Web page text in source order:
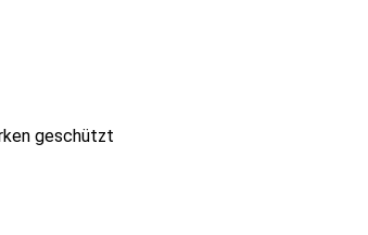
geschützt